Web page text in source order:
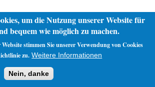
Impressum
um die Nutzung unserer Website für
bequem wie möglich zu machen.
stimmen Sie unserer Verwendung von Cookies
zu. Weitere Informationen
Nein, danke